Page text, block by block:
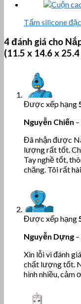
Tấm silicone đặc
4 đánh giá cho
(11.5 x 14.6 x
Được xếp hạng
Nguyễn Chiến –
Đã nhận được
lượng rất tốt.
Tay nghề tốt,
chăng. Tôi rất
Được xếp hạng
Nguyễn Dựng –
Xin lỗi vì đánh
chất lượng tốt.
hình nhiều, cảm